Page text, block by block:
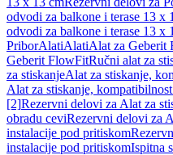
odvodi za balkone i terase 13 x
odvodi za balkone i terase 13 x
PriborAlatiAlatiAlat za Geberit
Geberit FlowFitRučni alat za
za stiskanjeAlat za stiskanje,
Alat za stiskanje,
[2]Rezervni delovi za Alat za
obradu ceviRezervni delovi za
instalacije pod pritiskom
instalacije pod pritiskomIspitna